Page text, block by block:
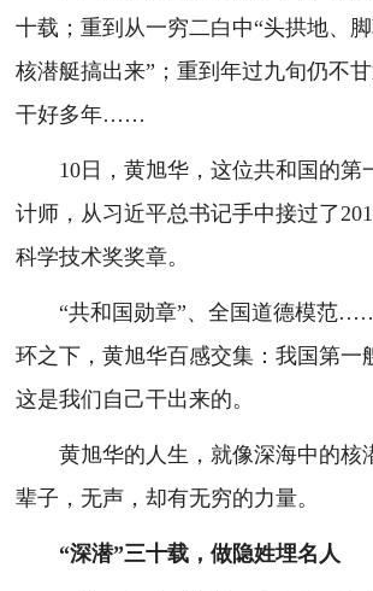
十载；重到从一穷二白中“头拱地、
核潜艇搞出来”；重到年过九旬仍不
干好多年……
10日，黄旭华，这位共和国的第
计师，从习近平总书记手中接过了
科学技术奖奖章。
“共和国勋章”、全国道德模范
环之下，黄旭华百感交集：我国第一
这是我们自己干出来的。
黄旭华的人生，就像深海中的核
辈子，无声，却有无穷的力量。
“深潜”三十载，做隐姓埋名人